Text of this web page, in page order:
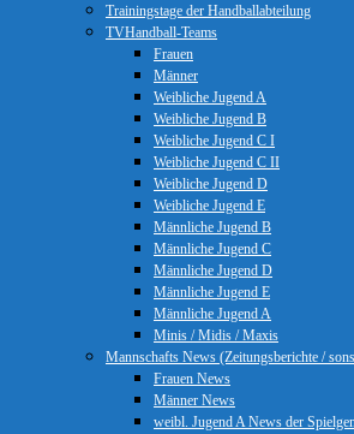
Trainingstage der Handballabteilung
TVHandball-Teams
Frauen
Männer
Weibliche Jugend A
Weibliche Jugend B
Weibliche Jugend C I
Weibliche Jugend C II
Weibliche Jugend D
Weibliche Jugend E
Männliche Jugend B
Männliche Jugend C
Männliche Jugend D
Männliche Jugend E
Männliche Jugend A
Minis / Midis / Maxis
Mannschafts News (Zeitungsberichte /
Frauen News
Männer News
weibl. Jugend A News der